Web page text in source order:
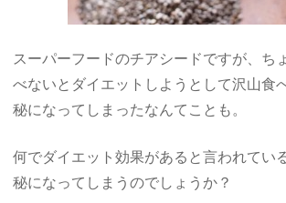
スーパーフードのチアシードですが、ち
べないとダイエットしようとして沢山食
秘になってしまったなんてことも。
何でダイエット効果があると言われてい
秘になってしまうのでしょうか？